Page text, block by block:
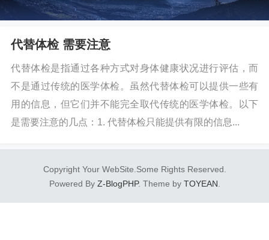
代替体检 需要注意
代替体检是指通过各种方式对身体健康状况进行评估，而
不是通过传统的医学体检。虽然代替体检可以提供一些有
用的信息，但它们并不能完全取代传统的医学体检。以下
是需要注意的几点：1. 代替体检只能提供有限的信息...
Copyright Your WebSite.Some Rights Reserved.
Powered By Z-BlogPHP. Theme by TOYEAN